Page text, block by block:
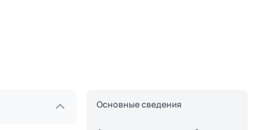
Основные сведения